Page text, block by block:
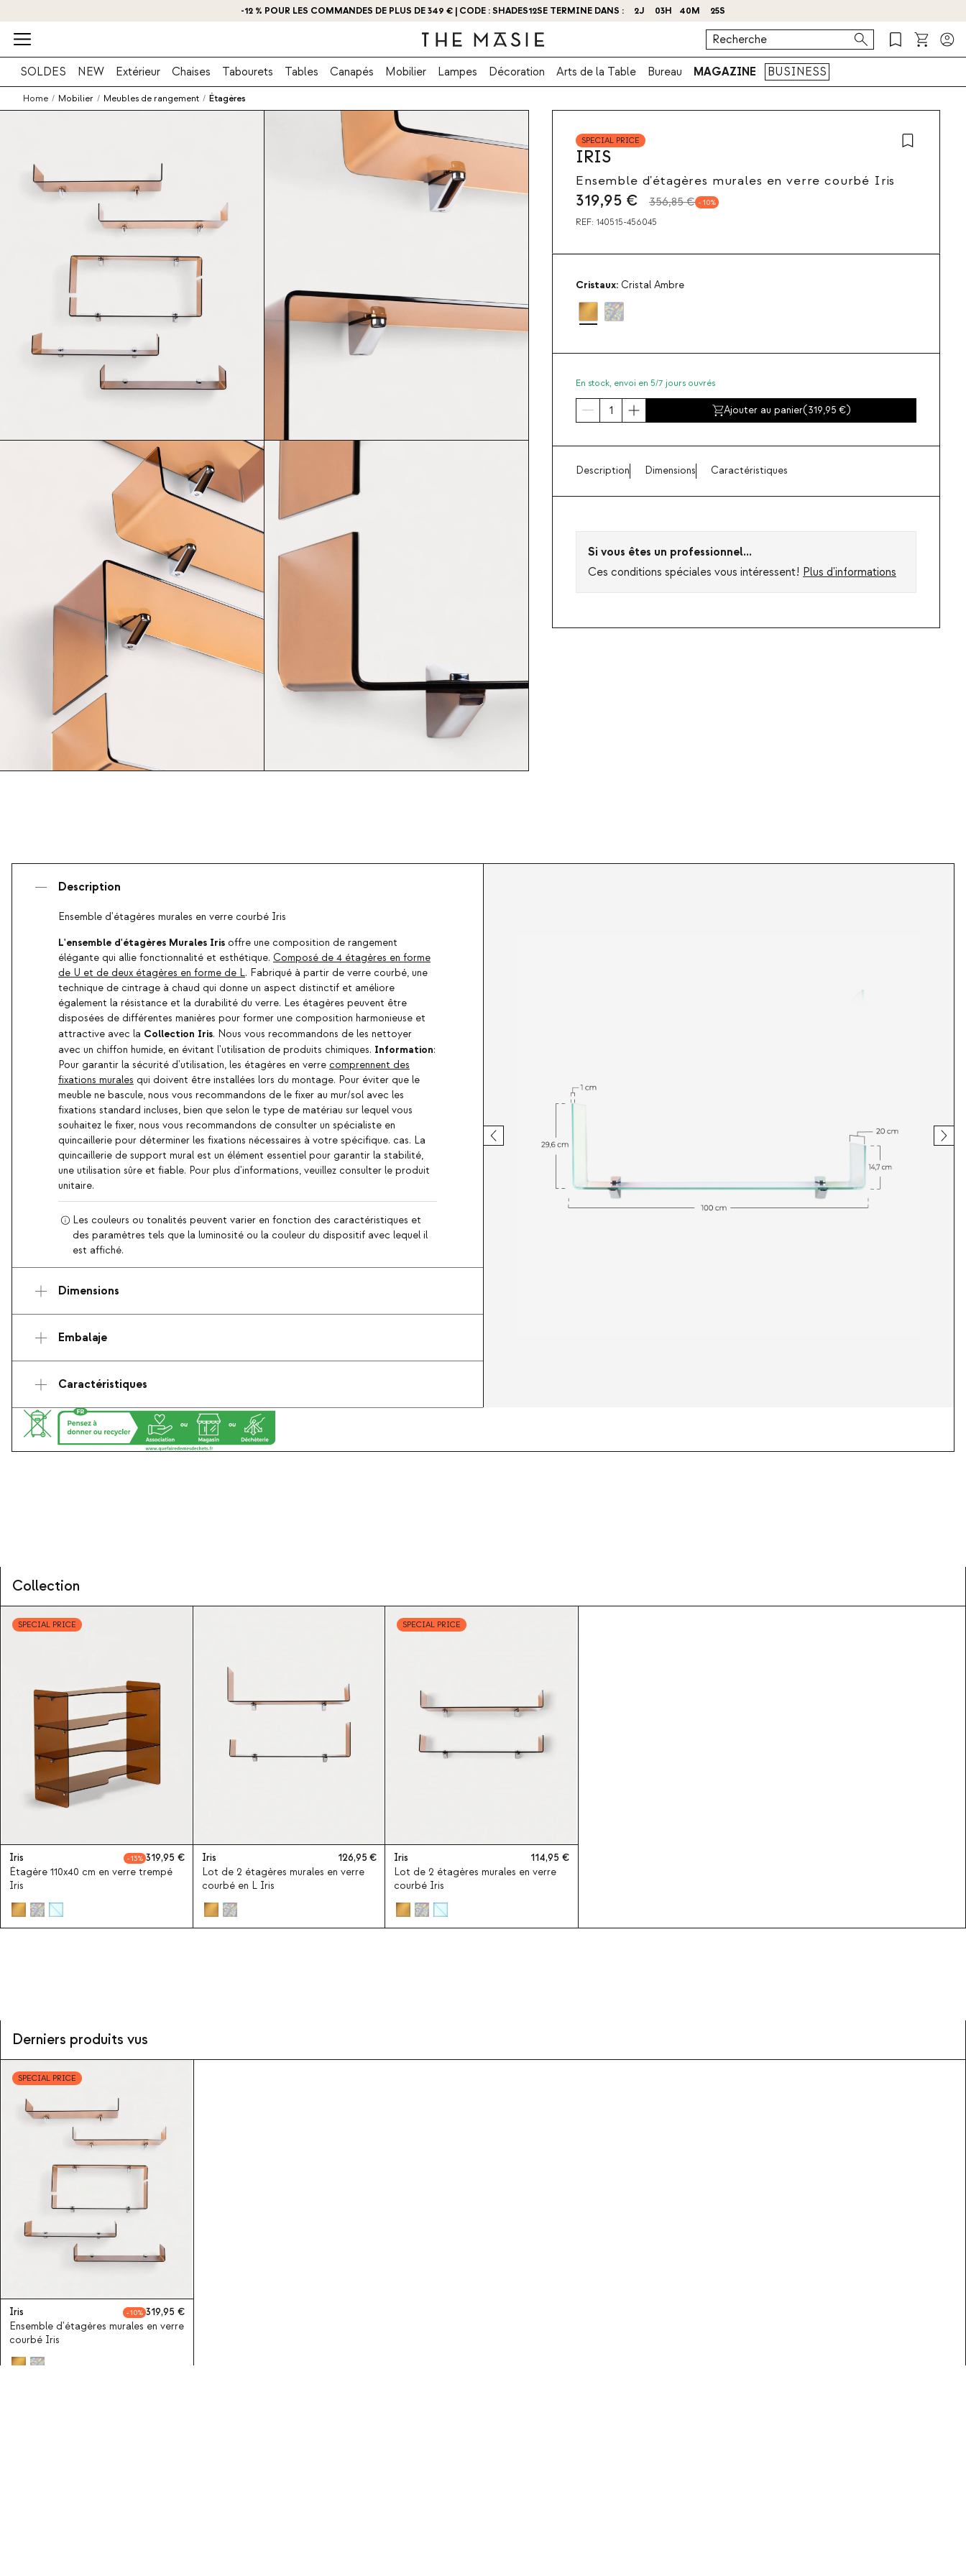
-12 % POUR LES COMMANDES DE PLUS DE 349 € | CODE : SHADES12SE TERMINE DANS : 2J 03H 40M 24S
OBTENEZ - 10 % DE RÉDUCTION EN VOUS INSCRIVANT DÈS MAINTENANT !
SOLDES NEW Extérieur Chaises Tabourets Tables Canapés Mobilier Lampes Décoration Arts de la Table Bureau MAGAZINE BUSINESS
Home / Mobilier / Meubles de rangement / Étagères
SPECIAL PRICE
IRIS
Ensemble d'étagères murales en verre courbé Iris
319,95 € 356,85 € 10
REF: 140515-456045
Cristaux: Cristal Ambre
En stock, envoi en 5/7 jours ouvrés
Ajouter au panier(319,95 )
Description Dimensions Caractéristiques
Si vous êtes un professionnel...
Ces conditions spéciales vous intéressent! Plus d'informations
Description
Ensemble d'étagères murales en verre courbé Iris
L'ensemble d'étagères Murales Iris offre une composition de rangement
élégante qui allie fonctionnalité et esthétique. Composé de 4 étagères en forme
de U et de deux étagères en forme de L. Fabriqué à partir de verre courbé, une
technique de cintrage à chaud qui donne un aspect distinctif et améliore
également la résistance et la durabilité du verre. Les étagères peuvent être
disposées de différentes manières pour former une composition harmonieuse et
attractive avec la Collection Iris. Nous vous recommandons de les nettoyer
avec un chiffon humide, en évitant l'utilisation de produits chimiques. Information:
Pour garantir la sécurité d'utilisation, les étagères en verre comprennent des
fixations murales qui doivent être installées lors du montage. Pour éviter que le
meuble ne bascule, nous vous recommandons de le fixer au mur/sol avec les
fixations standard incluses, bien que selon le type de matériau sur lequel vous
souhaitez le fixer, nous vous recommandons de consulter un spécialiste en
quincaillerie pour déterminer les fixations nécessaires à votre spécifique. cas. La
quincaillerie de support mural est un élément essentiel pour garantir la stabilité,
une utilisation sûre et fiable. Pour plus d'informations, veuillez consulter le produit
unitaire.
Les couleurs ou tonalités peuvent varier en fonction des caractéristiques et
des paramètres tels que la luminosité ou la couleur du dispositif avec lequel il
est affiché.
Dimensions
Embalaje
Caractéristiques
Collection
SPECIAL PRICE
Iris 13
319,95
Étagère 110x40 cm en verre trempé
Iris
Iris
126,95
Lot de 2 étagères murales en verre
courbé en L Iris
SPECIAL PRICE
Iris
114,95
Lot de 2 étagères murales en verre
courbé Iris
Derniers produits vus
SPECIAL PRICE
Iris 10
319,95
Ensemble d'étagères murales en verre
courbé Iris